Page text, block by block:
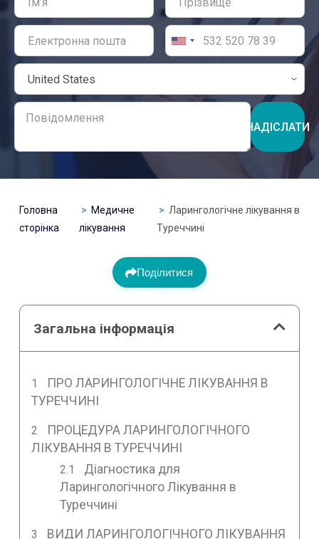
НАДІСЛАТИ
Головна
сторінка
Медичне
лікування
Ларингологічне лікування в
Туреччині
Поділитися
Загальна інформація
ПРО ЛАРИНГОЛОГІЧНЕ ЛІКУВАННЯ В
ТУРЕЧЧИНІ
ПРОЦЕДУРА ЛАРИНГОЛОГІЧНОГО
ЛІКУВАННЯ В ТУРЕЧЧИНІ
Діагностика для
Ларингологічного Лікування в
Туреччині
ВИДИ ЛАРИНГОЛОГІЧНОГО ЛІКУВАННЯ